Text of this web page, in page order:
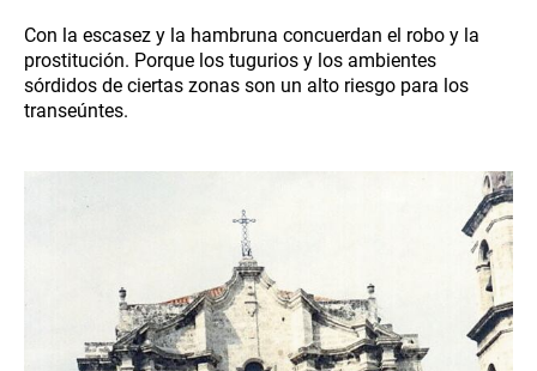
Con la escasez y la hambruna concuerdan el robo y la
prostitución. Porque los tugurios y los ambientes
sórdidos de ciertas zonas son un alto riesgo para los
transeúntes.